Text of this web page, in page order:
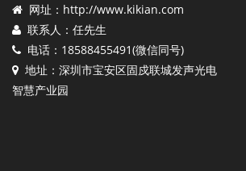
网址：http://www.kikian.com
联系人：任先生
电话：18588455491(微信同号)
地址：深圳市宝安区固戍联城发声光电
智慧产业园